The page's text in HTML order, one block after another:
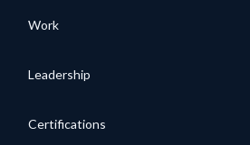
Work
Leadership
Certifications